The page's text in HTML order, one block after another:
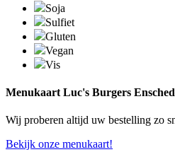
Soja
Sulfiet
Gluten
Vegan
Vis
Menukaart Luc's Burgers
Wij proberen altijd uw bestelling zo
Bekijk onze menukaart!